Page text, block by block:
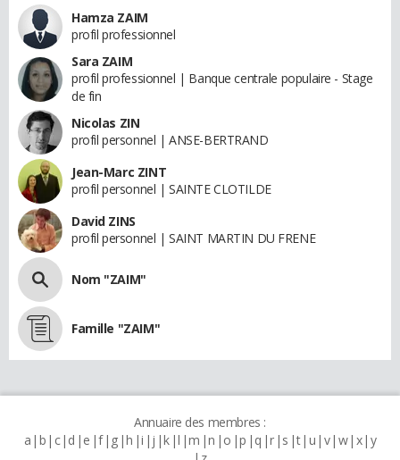
Hamza ZAIM
profil professionnel
Sara ZAIM
profil professionnel | Banque centrale populaire - Stage
de fin
Nicolas ZIN
profil personnel | ANSE-BERTRAND
Jean-Marc ZINT
profil personnel | SAINTE CLOTILDE
David ZINS
profil personnel | SAINT MARTIN DU FRENE
Nom "ZAIM"
Famille "ZAIM"
Annuaire des membres :
a b c d e f g h i j k l m n o p q r s t u v w x y